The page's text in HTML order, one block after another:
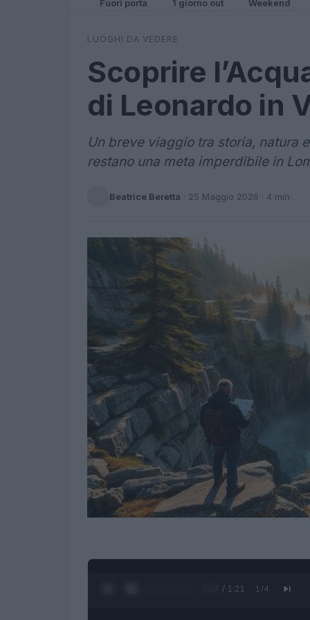
Fuori porta 1 giorno out Weekend
LUOGHI DA VEDERE
Scoprire
di Leonardo in
Un breve viaggio tra storia, natura
restano una meta imperdibile in
Beatrice Beretta · 25 Maggio 2026 · 4 min
0:28 / 1:21 1 /4